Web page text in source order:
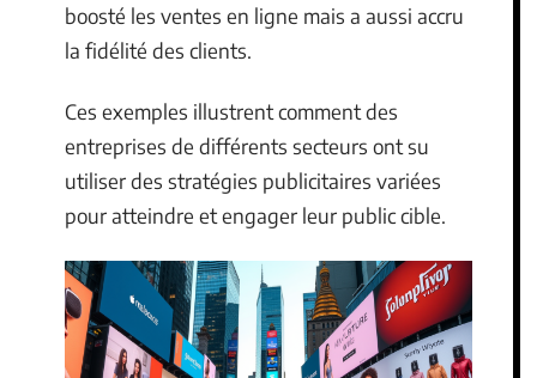
boosté les ventes en ligne mais a aussi accru
la fidélité des clients.
Ces exemples illustrent comment des
entreprises de différents secteurs ont su
utiliser des stratégies publicitaires variées
pour atteindre et engager leur public cible.